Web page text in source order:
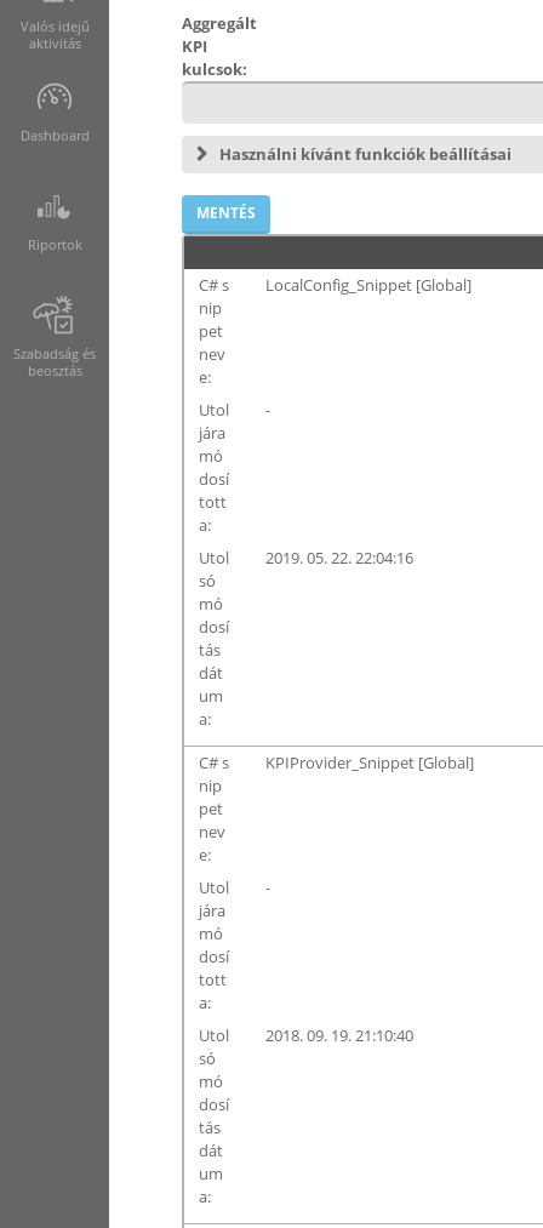
Valós idejű
aktivitás
Dashboard
Riportok
Szabadság és
beosztás
Aggregált
KPI
kulcsok:
Használni kívánt funkciók beállításai
C# s
nip
pet
nev
e:
LocalConfig_Snippet [Global]
Utol
jára
mó
dosí
tott
a:
-
Utol
só
mó
dosí
tás
dát
um
a:
2019. 05. 22. 22:04:16
C# s
nip
pet
nev
e:
KPIProvider_Snippet [Global]
Utol
jára
mó
dosí
tott
a:
-
Utol
só
mó
dosí
tás
dát
um
a:
2018. 09. 19. 21:10:40